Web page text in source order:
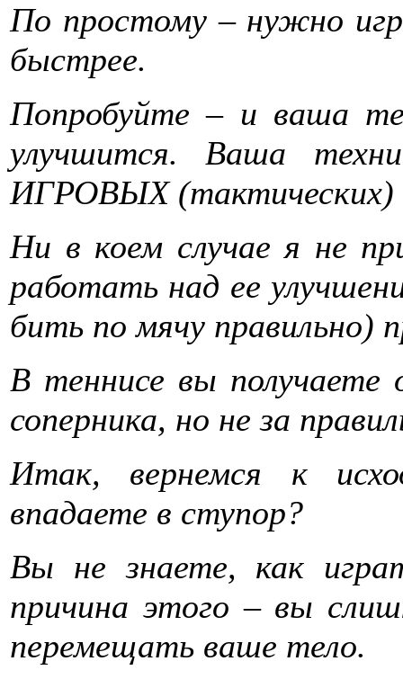
По простому – нужно
быстрее.
Попробуйте – и ваша
улучшится. Ваша
ИГРОВЫХ (тактических)
Ни в коем случае я не
работать над ее
бить по мячу правильно)
В теннисе вы получаете
соперника, но не за
Итак, вернемся к
впадаете в ступор?
Вы не знаете, как
причина этого – вы
перемещать ваше тело.